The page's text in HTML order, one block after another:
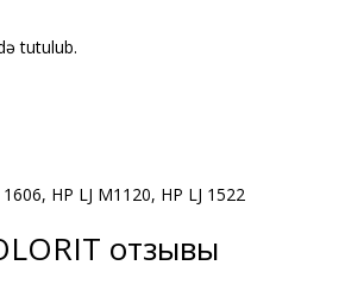
tutulub.
HP LJ M1120, HP LJ 1522
отзывы